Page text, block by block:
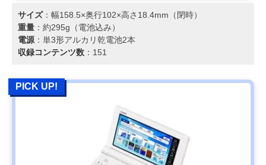
サイズ：幅158.5×奥行102×高さ18.4mm（閉時）
重量 ：約295g（電池込み）
電源 ：単3形アルカリ乾電池2本
収録コンテンツ数 ：151
PICK UP!